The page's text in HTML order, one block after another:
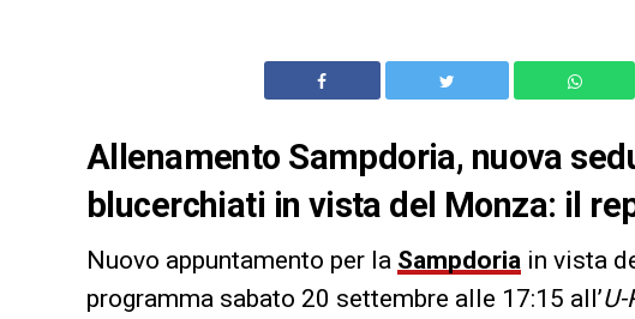
Allenamento Sampdoria, nuova
blucerchiati in vista del Monza: il
Nuovo appuntamento per la Sampdoria in vista
programma sabato 20 settembre alle 17:15 all’